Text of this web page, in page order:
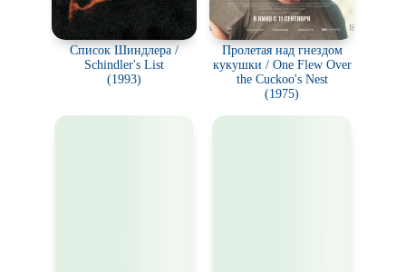
Список Шиндлера /
Schindler's List
(1993)
Пролетая над гнездом
кукушки / One Flew Over
the Cuckoo's Nest
(1975)